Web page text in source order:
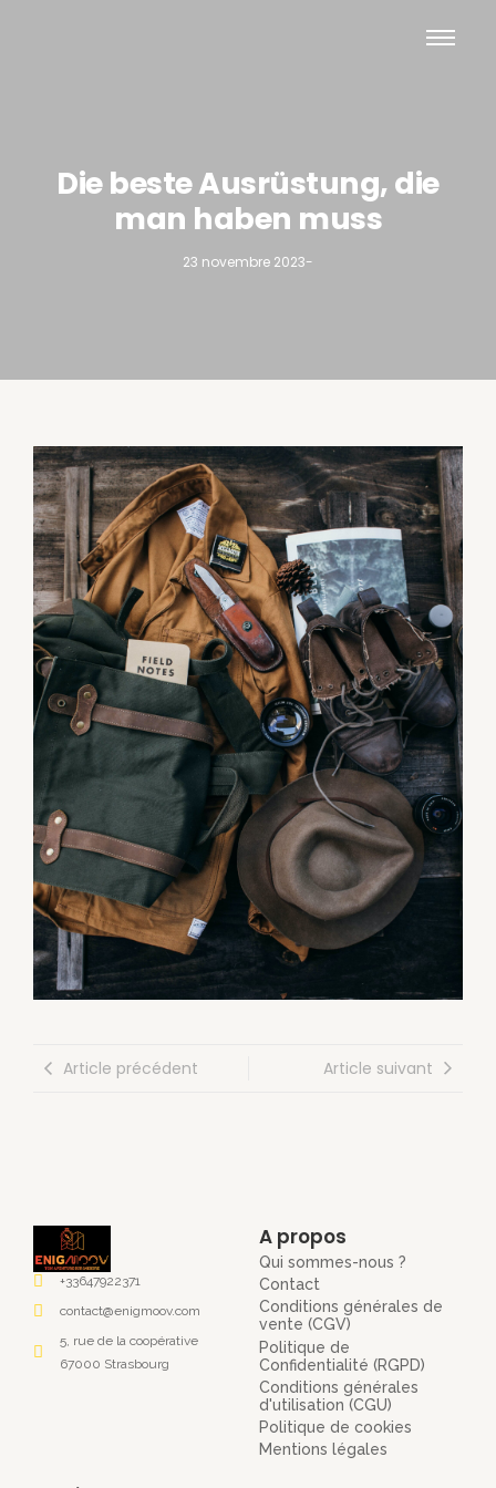
Die beste Ausrüstung, die
man haben muss
23 novembre 2023-
Article précédent Article suivant
+33647922371
contact@enigmoov.com
5, rue de la coopérative
67000 Strasbourg
A propos
Qui sommes-nous ?
Contact
Conditions générales de
vente (CGV)
Politique de
Confidentialité (RGPD)
Conditions générales
d'utilisation (CGU)
Politique de cookies
Mentions légales